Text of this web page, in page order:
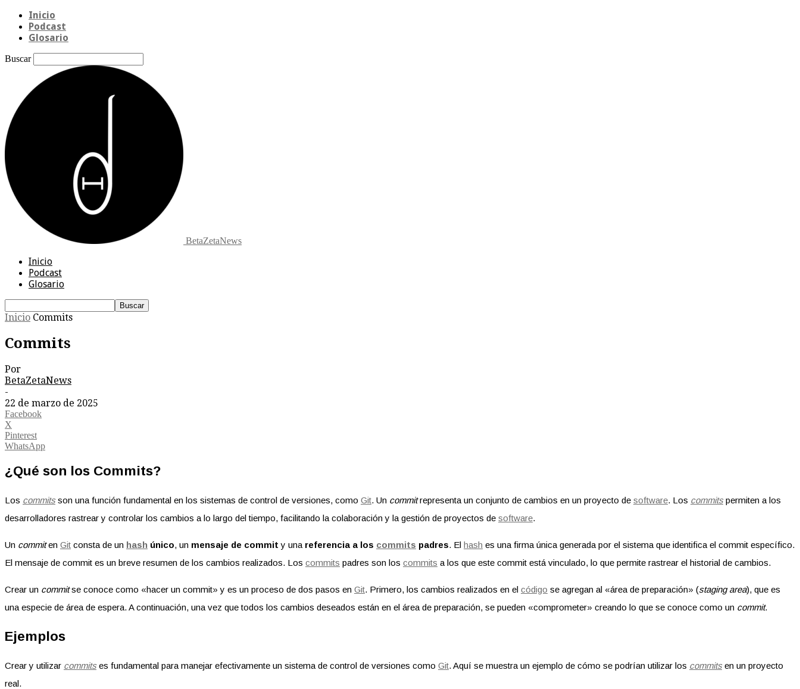
Inicio
Podcast
Glosario
Buscar
BetaZetaNews
Inicio
Podcast
Glosario
Inicio Commits
Commits
Por
BetaZetaNews
-
22 de marzo de 2025
Facebook
X
Pinterest
WhatsApp
¿Qué son los Commits?
Los commitsson una función fundamental en los sistemas de control de versiones, como Git. Un commitrepresenta un conjunto de cambios en un proyecto de software. Los commitspermiten a los
desarrolladores rastrear y controlar los cambios a lo largo del tiempo, facilitando la colaboración y la gestión de proyectos de software.
Un commiten Git consta de un hash único, un mensaje de commit y una referencia a los commits padres. El hash es una firma única generada por el sistema que identifica el commit específico.
El mensaje de commit es un breve resumen de los cambios realizados. Los commits padres son los commits a los que este commit está vinculado, lo que permite rastrear el historial de cambios.
Crear un commitse conoce como «hacer un commit» y es un proceso de dos pasos en Git. Primero, los cambios realizados en el código se agregan al «área de preparación» (staging area), que es
una especie de área de espera. A continuación, una vez que todos los cambios deseados están en el área de preparación, se pueden «comprometer» creando lo que se conoce como un commit.
Ejemplos
Crear y utilizar commitses fundamental para manejar efectivamente un sistema de control de versiones como Git. Aquí se muestra un ejemplo de cómo se podrían utilizar los commitsen un proyecto
real.